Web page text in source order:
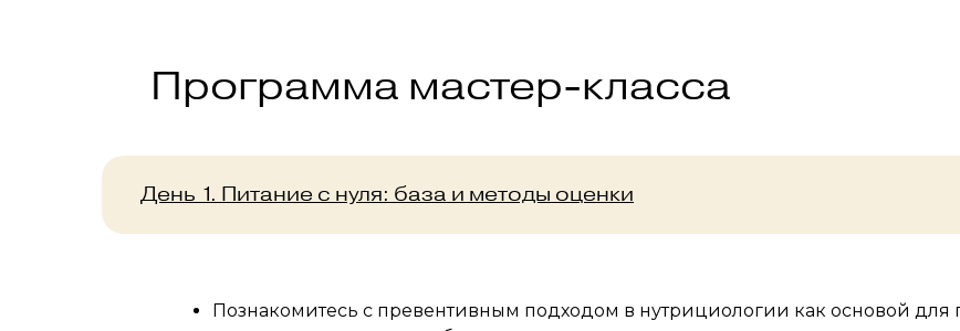
Программа мастер-класса
День 1. Питание с нуля: база и методы оценки
Познакомитесь с превентивным подходом в нутрициологии как основой